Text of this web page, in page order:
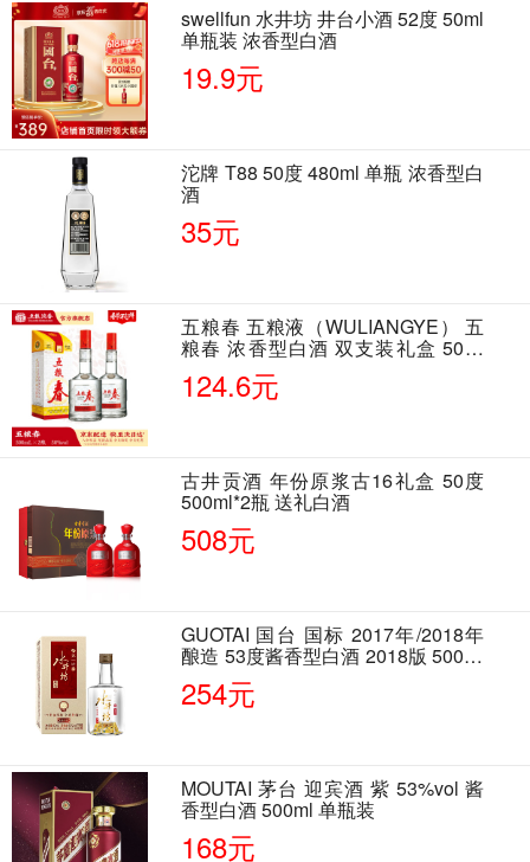
swellfun 水井坊 井台小酒 52度 50ml
单瓶装 浓香型白酒
19.9元
沱牌 T88 50度 480ml 单瓶 浓香型白
酒
35元
五粮春 五粮液（WULIANGYE） 五
粮春 浓香型白酒 双支装礼盒 50度
500ml*2瓶 含酒具
124.6元
古井贡酒 年份原浆古16礼盒 50度
500ml*2瓶 送礼白酒
508元
GUOTAI 国台 国标 2017年/2018年
酿造 53度酱香型白酒 2018版 500ml
单瓶装
254元
MOUTAI 茅台 迎宾酒 紫 53%vol 酱
香型白酒 500ml 单瓶装
168元